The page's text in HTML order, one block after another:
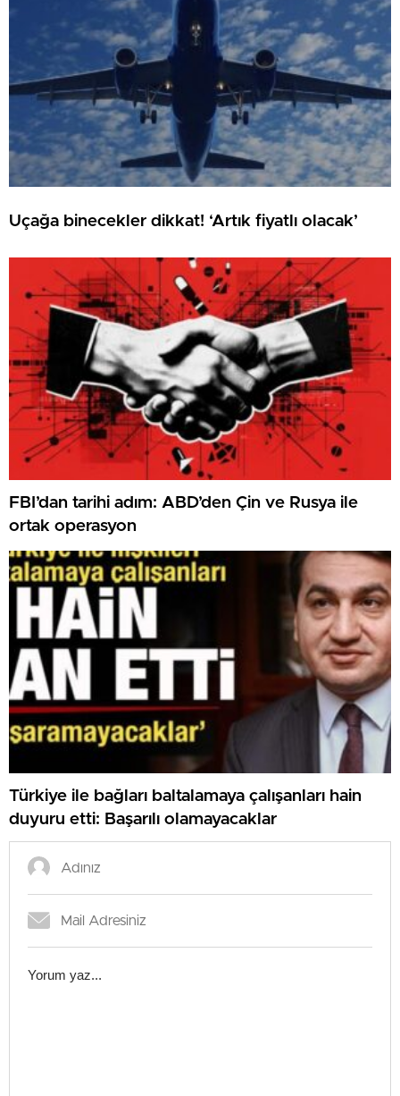
Uçağa binecekler dikkat! ‘Artık fiyatlı olacak’
FBI’dan tarihi adım: ABD’den Çin ve Rusya ile
ortak operasyon
Türkiye ile bağları baltalamaya çalışanları hain
duyuru etti: Başarılı olamayacaklar